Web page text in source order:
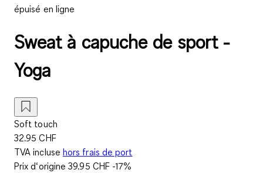
épuisé en ligne
Sweat à capuche de sport -
Yoga
Soft touch
32.95 CHF
TVA incluse hors frais de port
Prix d‘origine39.95 CHF-17%